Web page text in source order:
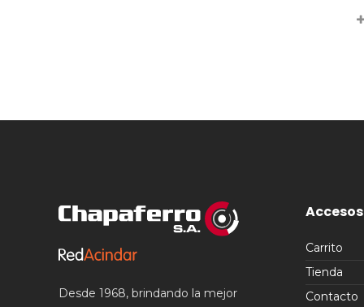
Desde 1968, brindando la mejor
Accesos
Carrito
Tienda
Contacto